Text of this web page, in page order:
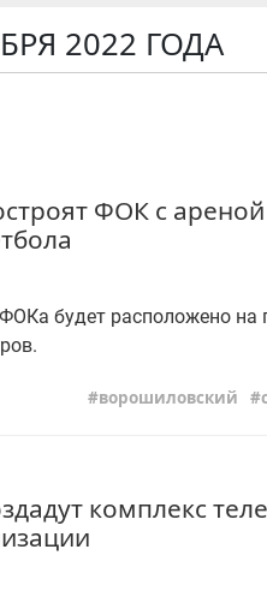
2022 ГОДА
ФОК с
будет расположено на
ворошиловский
комплекс